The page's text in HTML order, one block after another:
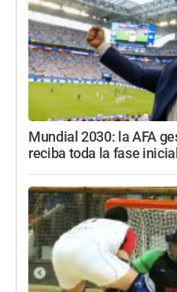
Mundial 2030: la AFA
reciba toda la fase